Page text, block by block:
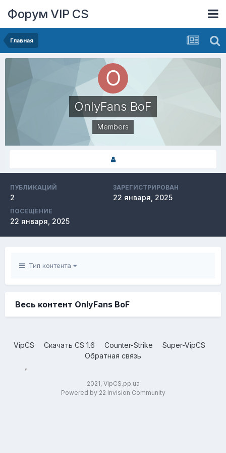
Форум VIP CS
Главная
OnlyFans BoF
Members
ПУБЛИКАЦИЙ
2
ЗАРЕГИСТРИРОВАН
22 января, 2025
ПОСЕЩЕНИЕ
22 января, 2025
Тип контента
Весь контент OnlyFans BoF
VipCS Скачать CS 1.6 Counter-Strike
Super-VipCS
Обратная связь
2021, VipCS.pp.ua
Powered by 22 Invision Community